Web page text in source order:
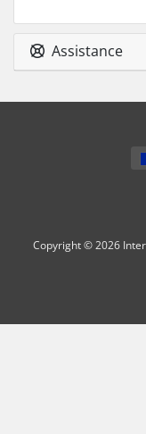
Assistance
Copyright © 2026